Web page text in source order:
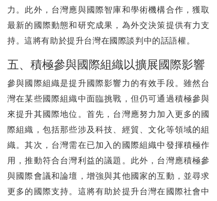
力。此外，台灣應與國際智庫和學術機構合作，獲取
最新的國際動態和研究成果，為外交決策提供有力支
持。這將有助於提升台灣在國際談判中的話語權。
五、積極參與國際組織以擴展國際影響
參與國際組織是提升國際影響力的有效手段。雖然台
灣在某些國際組織中面臨挑戰，但仍可通過積極參與
來提升其國際地位。首先，台灣應努力加入更多的國
際組織，包括那些涉及科技、經貿、文化等領域的組
織。其次，台灣需在已加入的國際組織中發揮積極作
用，推動符合台灣利益的議題。此外，台灣應積極參
與國際會議和論壇，增強與其他國家的互動，並尋求
更多的國際支持。這將有助於提升台灣在國際社會中